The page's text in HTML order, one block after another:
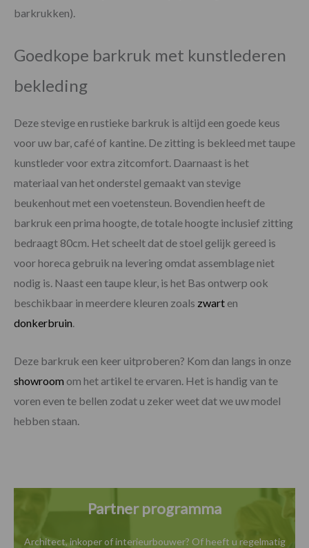
barkrukken).
Goedkope barkruk met kunstlederen
bekleding
Deze stevige en rustieke barkruk is altijd een goede keus
voor uw bar, café of kantine. De zitting is bekleed met taupe
kunstleder voor extra zitcomfort. Daarnaast is het
materiaal van het onderstel gemaakt van stevige
beukenhout met een voetensteun. Bovendien heeft de
barkruk een prima hoogte, de totale hoogte inclusief zitting
bedraagt 80cm. Het scheelt dat de stoel gelijk gereed is
voor horeca gebruik na levering omdat assemblage niet
nodig is. Naast een taupe kleur, is het Bas ontwerp ook
beschikbaar in meerdere kleuren zoals zwart en
donkerbruin.
Deze barkruk een keer uitproberen? Kom dan langs in onze
showroom om het artikel te ervaren. Het is handig van te
voren even te bellen zodat u zeker weet dat we uw model
hebben staan.
Partner programma
Architect, inkoper of interieurbouwer? Of heeft u regelmatig